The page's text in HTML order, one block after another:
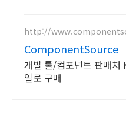
http://
ComponentSource
개발 툴/컴포넌트 판매처
일로 구매